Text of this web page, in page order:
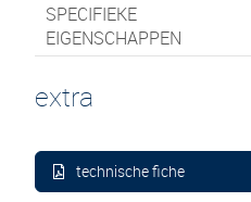
SPECIFIEKE
EIGENSCHAPPEN
extra
technische fiche